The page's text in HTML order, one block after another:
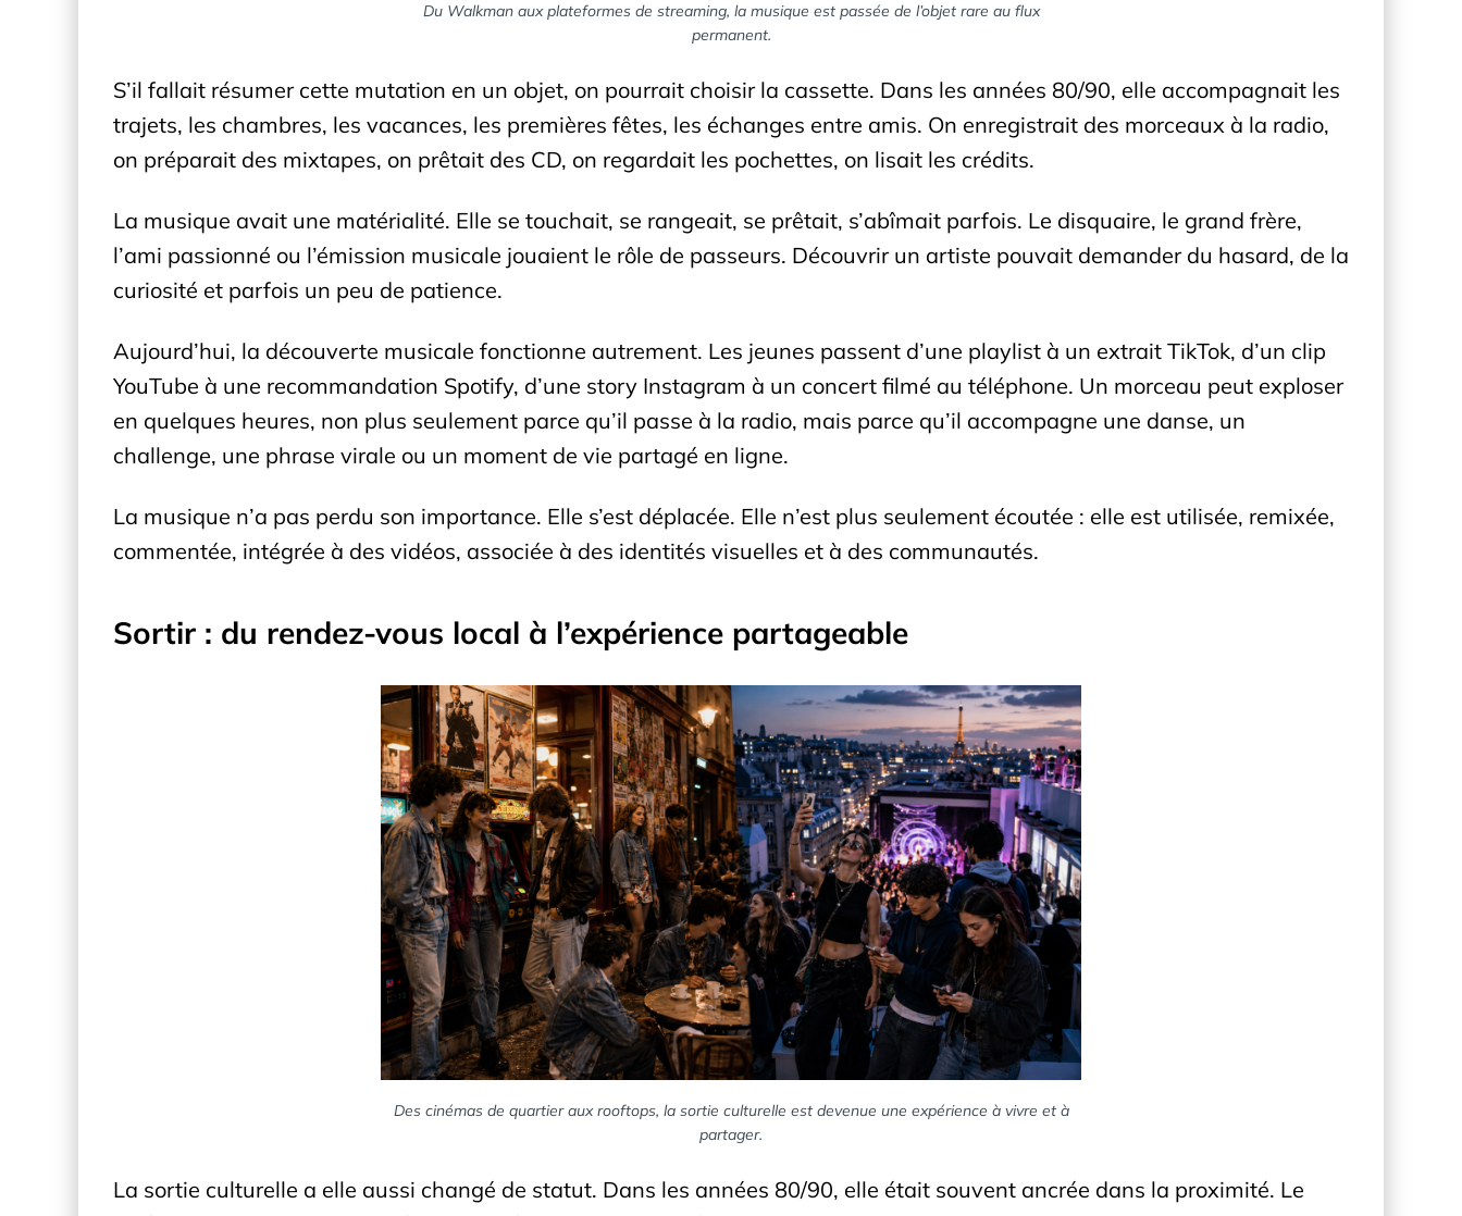
Du Walkman aux plateformes de streaming, la musique est passée de l’objet rare au flux
permanent.
S’il fallait résumer cette mutation en un objet, on pourrait choisir la cassette. Dans les années 80/90, elle accompagnait les
trajets, les chambres, les vacances, les premières fêtes, les échanges entre amis. On enregistrait des morceaux à la radio,
on préparait des mixtapes, on prêtait des CD, on regardait les pochettes, on lisait les crédits.
La musique avait une matérialité. Elle se touchait, se rangeait, se prêtait, s’abîmait parfois. Le disquaire, le grand frère,
l’ami passionné ou l’émission musicale jouaient le rôle de passeurs. Découvrir un artiste pouvait demander du hasard, de la
curiosité et parfois un peu de patience.
Aujourd’hui, la découverte musicale fonctionne autrement. Les jeunes passent d’une playlist à un extrait TikTok, d’un clip
YouTube à une recommandation Spotify, d’une story Instagram à un concert filmé au téléphone. Un morceau peut exploser
en quelques heures, non plus seulement parce qu’il passe à la radio, mais parce qu’il accompagne une danse, un
challenge, une phrase virale ou un moment de vie partagé en ligne.
La musique n’a pas perdu son importance. Elle s’est déplacée. Elle n’est plus seulement écoutée : elle est utilisée, remixée,
commentée, intégrée à des vidéos, associée à des identités visuelles et à des communautés.
Sortir : du rendez-vous local à l’expérience partageable
Des cinémas de quartier aux rooftops, la sortie culturelle est devenue une expérience à vivre et à
partager.
La sortie culturelle a elle aussi changé de statut. Dans les années 80/90, elle était souvent ancrée dans la proximité. Le